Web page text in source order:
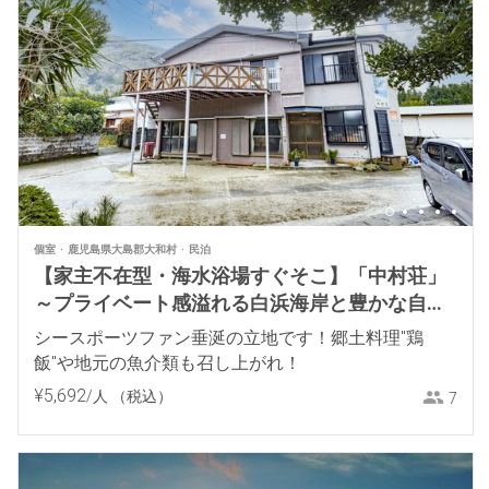
個室 鹿児島県大島郡大和村 民泊
【家主不在型・海水浴場すぐそこ】「中村荘」
～プライベート感溢れる白浜海岸と豊かな自然
～
シースポーツファン垂涎の立地です！郷土料理"鶏
飯"や地元の魚介類も召し上がれ！
¥5,692/人 （税込） 7